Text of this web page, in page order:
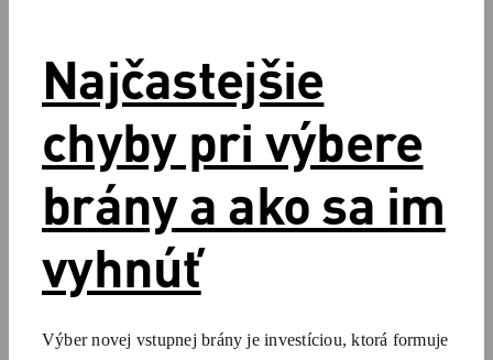
Najčastejšie
chyby pri výbere
brány a ako sa im
vyhnúť
Výber novej vstupnej brány je investíciou, ktorá formuje